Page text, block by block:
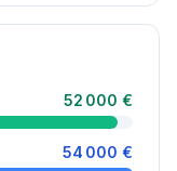
52 000 €
54 000 €